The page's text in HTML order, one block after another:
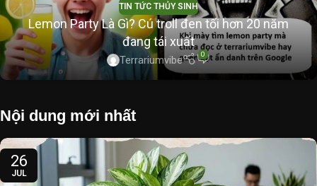
TIN TỨC THỦY SINH
Lemon Party Là Gì? Cú troll đen tối hơn 20 năm
đang tái xuất
Terrariumvibe 0
Nội dung mới nhất
26
JUL